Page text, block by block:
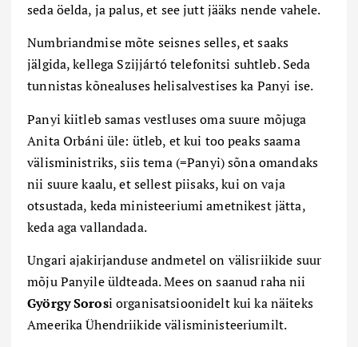
seda öelda, ja palus, et see jutt jääks nende vahele.
Numbriandmise mõte seisnes selles, et saaks
jälgida, kellega Szijjártótelefonitsi suhtleb. Seda
tunnistas kõnealuses helisalvestises ka Panyi ise.
Panyi kiitleb samas vestluses oma suure mõjuga
Anita Orbáni üle: ütleb, et kui too peaks saama
välisministriks, siis tema (=Panyi) sõna omandaks
nii suure kaalu, et sellest piisaks, kui on vaja
otsustada, keda ministeeriumi ametnikest jätta,
keda aga vallandada.
Ungari ajakirjanduse andmetel on välisriikide suur
mõju Panyile üldteada. Mees on saanud raha nii
György Sorosi organisatsioonidelt kui ka näiteks
Ameerika Ühendriikide välisministeeriumilt.